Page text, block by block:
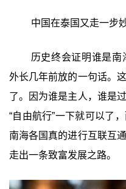
中国在泰国又走一步
历史终会证明谁是
外长几年前放的一句话。
了。因为谁是主人，谁是
“自由航行”一下就可以了
南海各国真的进行互联互
走出一条致富发展之路。